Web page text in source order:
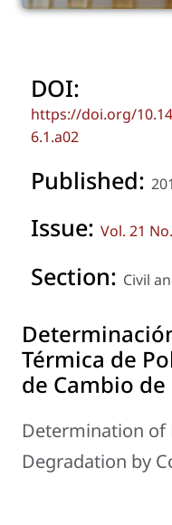
DOI:
https://doi.org/
6.1.a02
Published:
Issue: Vol. 21
Section: Civil
Térmica de
de Cambio
Determination of
Degradation by